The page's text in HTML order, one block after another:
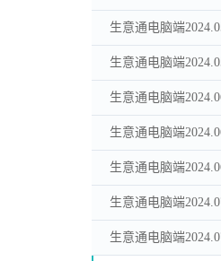
生意通电脑端
生意通电脑端
生意通电脑端
生意通电脑端
生意通电脑端
生意通电脑端
生意通电脑端